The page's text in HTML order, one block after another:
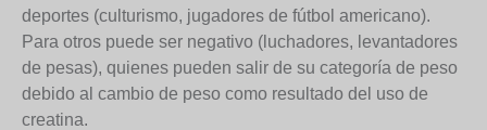
deportes (culturismo, jugadores de fútbol americano).
Para otros puede ser negativo (luchadores, levantadores
de pesas), quienes pueden salir de su categoría de peso
debido al cambio de peso como resultado del uso de
creatina.